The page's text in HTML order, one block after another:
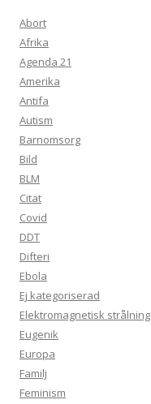
Abort
Afrika
Agenda 21
Amerika
Antifa
Autism
Barnomsorg
Bild
BLM
Citat
Covid
DDT
Difteri
Ebola
Ej kategoriserad
Elektromagnetisk strålning
Eugenik
Europa
Familj
Feminism